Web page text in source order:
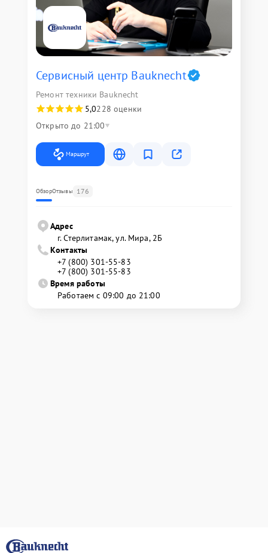
Сервисный центр Bauknecht
Ремонт техники Bauknecht
5,0228 оценки
Открыто до 21:00
Маршрут
ОбзорОтзывы 176
Адрес
г. Стерлитамак, ул. Мира, 2Б
Контакты
+7 (800) 301-55-83
+7 (800) 301-55-83
Время работы
Работаем с 09:00 до 21:00